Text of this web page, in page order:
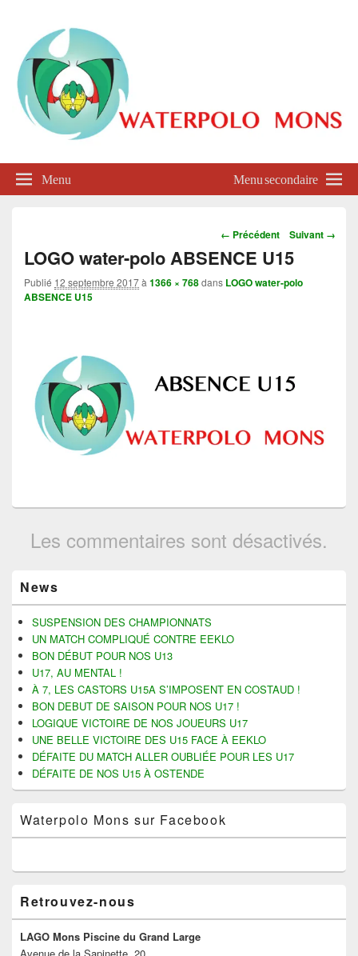
Waterpolo Mons
Menu Menu secondaire
Navigation
dans
les
images
← Précédent Suivant →
LOGO water-polo ABSENCE U15
Publié 12 septembre 2017à 1366 × 768dans LOGO water-polo
ABSENCE U15
Les commentaires sont désactivés.
principale
de
widget
pour
barre
latérale
News
SUSPENSION DES CHAMPIONNATS
UN MATCH COMPLIQUÉ CONTRE EEKLO
BON DÉBUT POUR NOS U13
U17, AU MENTAL !
À 7, LES CASTORS U15A S’IMPOSENT EN COSTAUD !
BON DEBUT DE SAISON POUR NOS U17 !
LOGIQUE VICTOIRE DE NOS JOUEURS U17
UNE BELLE VICTOIRE DES U15 FACE À EEKLO
DÉFAITE DU MATCH ALLER OUBLIÉE POUR LES U17
DÉFAITE DE NOS U15 À OSTENDE
Waterpolo Mons sur Facebook
Retrouvez-nous
LAGO Mons Piscine du Grand Large